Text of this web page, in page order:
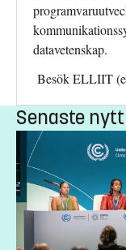
datavetenskap.
Besök ELLIIT
Senaste